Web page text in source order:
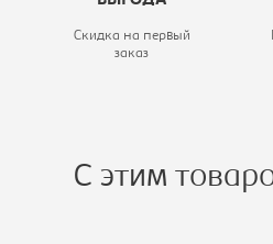
Скидка на первый
заказ
С этим